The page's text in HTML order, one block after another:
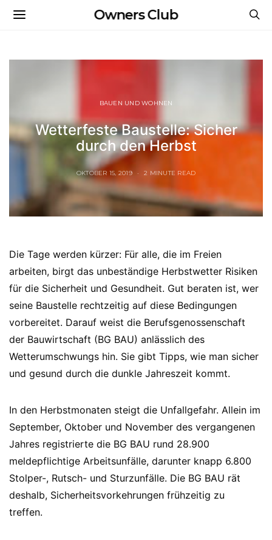
Owners Club
BAUEN UND WOHNEN
Wetterfeste Baustelle: Sicher
durch den Herbst
OKTOBER 15, 2019 2 MINUTE READ
Die Tage werden kürzer: Für alle, die im Freien
arbeiten, birgt das unbeständige Herbstwetter Risiken
für die Sicherheit und Gesundheit. Gut beraten ist, wer
seine Baustelle rechtzeitig auf diese Bedingungen
vorbereitet. Darauf weist die Berufsgenossenschaft
der Bauwirtschaft (BG BAU) anlässlich des
Wetterumschwungs hin. Sie gibt Tipps, wie man sicher
und gesund durch die dunkle Jahreszeit kommt.
In den Herbstmonaten steigt die Unfallgefahr. Allein im
September, Oktober und November des vergangenen
Jahres registrierte die BG BAU rund 28.900
meldepflichtige Arbeitsunfälle, darunter knapp 6.800
Stolper-, Rutsch- und Sturzunfälle. Die BG BAU rät
deshalb, Sicherheitsvorkehrungen frühzeitig zu
treffen.